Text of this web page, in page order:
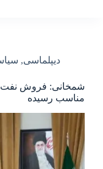
دیپلماسی,
شمخانی: فروش نفت
مناسب رسیده